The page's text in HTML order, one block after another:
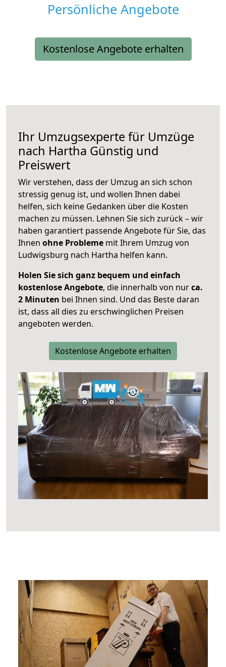
Persönliche Angebote
Kostenlose Angebote erhalten
Ihr Umzugsexperte für Umzüge
nach Hartha Günstig und
Preiswert
Wir verstehen, dass der Umzug an sich schon
stressig genug ist, und wollen Ihnen dabei
helfen, sich keine Gedanken über die Kosten
machen zu müssen. Lehnen Sie sich zurück – wir
haben garantiert passende Angebote für Sie, das
Ihnen ohne Probleme mit Ihrem Umzug von
Ludwigsburg nach Hartha helfen kann.
Holen Sie sich ganz bequem und einfach
kostenlose Angebote, die innerhalb von nurca.
2 Minuten bei Ihnen sind. Und das Beste daran
ist, dass all dies zu erschwinglichen Preisen
angeboten werden.
Kostenlose Angebote erhalten